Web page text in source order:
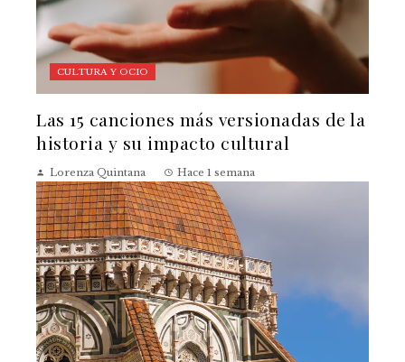
CULTURA Y OCIO
Las 15 canciones más versionadas de la
historia y su impacto cultural
Lorenza Quintana Hace 1 semana